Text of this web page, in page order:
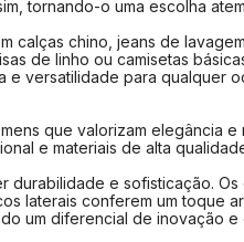
tornando-o uma escolha
calças chino, jeans de
de linho ou camisetas
e versatilidade para qualquer
que valorizam elegância
e materiais de alta
e sofisticação.
laterais conferem um toque
um diferencial de inovação e